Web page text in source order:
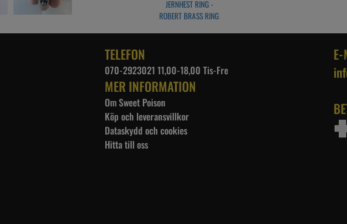
JERNHEST RING -
ROBERT BRASS RING
TELEFON
070-2923021 11,00-18,00 Tis-Fre
MER INFORMATION
Om Sweet Poison
Köp och leveransvillkor
Dataskydd och cookies
Hitta till oss